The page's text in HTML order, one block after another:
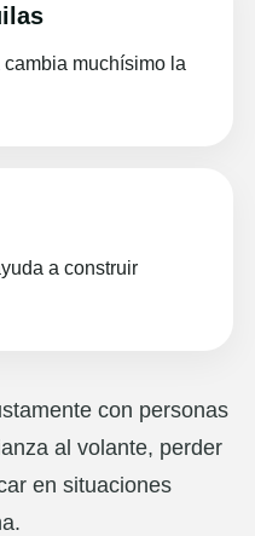
muchísimo la
a construir
con personas
al volante, perder
en situaciones